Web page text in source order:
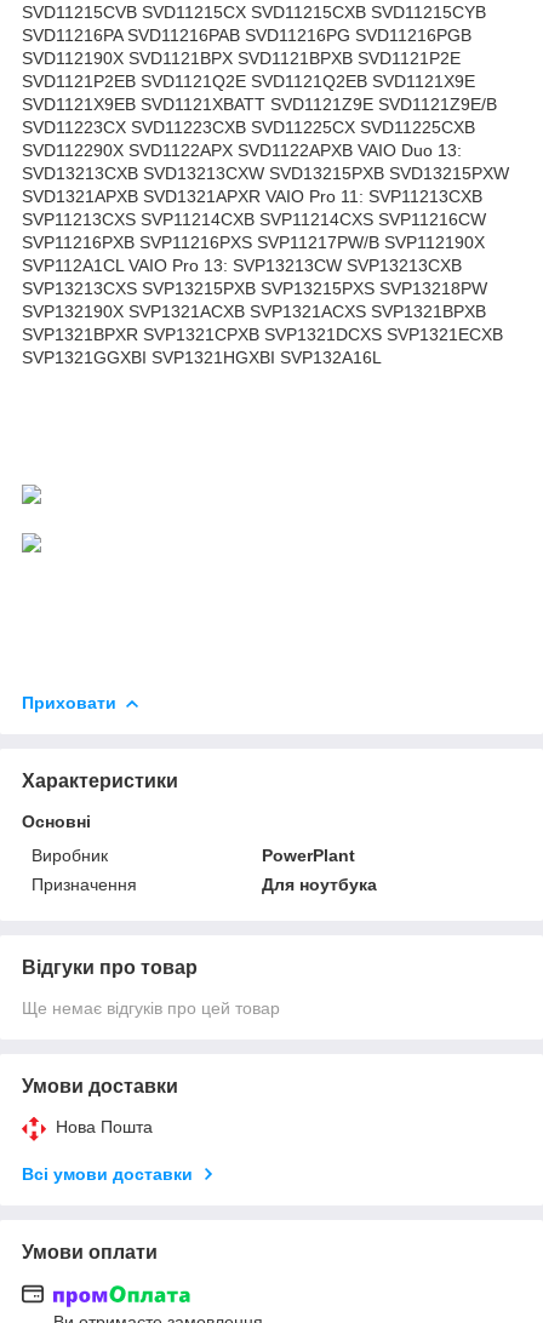
SVD11215CVB SVD11215CX SVD11215CXB SVD11215CYB
SVD11216PA SVD11216PAB SVD11216PG SVD11216PGB
SVD112190X SVD1121BPX SVD1121BPXB SVD1121P2E
SVD1121P2EB SVD1121Q2E SVD1121Q2EB SVD1121X9E
SVD1121X9EB SVD1121XBATT SVD1121Z9E SVD1121Z9E/B
SVD11223CX SVD11223CXB SVD11225CX SVD11225CXB
SVD112290X SVD1122APX SVD1122APXB VAIO Duo 13:
SVD13213CXB SVD13213CXW SVD13215PXB SVD13215PXW
SVD1321APXB SVD1321APXR VAIO Pro 11: SVP11213CXB
SVP11213CXS SVP11214CXB SVP11214CXS SVP11216CW
SVP11216PXB SVP11216PXS SVP11217PW/B SVP112190X
SVP112A1CL VAIO Pro 13: SVP13213CW SVP13213CXB
SVP13213CXS SVP13215PXB SVP13215PXS SVP13218PW
SVP132190X SVP1321ACXB SVP1321ACXS SVP1321BPXB
SVP1321BPXR SVP1321CPXB SVP1321DCXS SVP1321ECXB
SVP1321GGXBI SVP1321HGXBI SVP132A16L
Приховати
Характеристики
Основні
Виробник
PowerPlant
Призначення
Для ноутбука
Відгуки про товар
Ще немає відгуків про цей товар
Умови доставки
Нова Пошта
Всі умови доставки
Умови оплати